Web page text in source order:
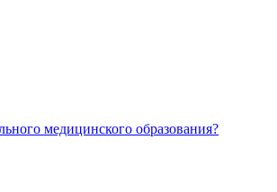
медицинского образования?